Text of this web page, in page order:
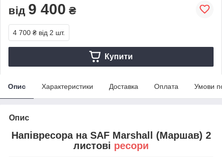
від 9 400 ₴
4 700 ₴ від 2 шт.
Купити
Опис Характеристики Доставка Оплата Умови
Опис
Напівресора на SAF Marshall (Маршав) 2
листові ресори